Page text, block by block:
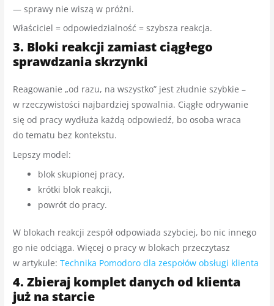
— sprawy nie wiszą w próżni.
Właściciel = odpowiedzialność = szybsza reakcja.
3. Bloki reakcji zamiast ciągłego
sprawdzania skrzynki
Reagowanie „od razu, na wszystko” jest złudnie szybkie –
w rzeczywistości najbardziej spowalnia. Ciągłe odrywanie
się od pracy wydłuża każdą odpowiedź, bo osoba wraca
do tematu bez kontekstu.
Lepszy model:
blok skupionej pracy,
krótki blok reakcji,
powrót do pracy.
W blokach reakcji zespół odpowiada szybciej, bo nic innego
go nie odciąga. Więcej o pracy w blokach przeczytasz
w artykule:Technika Pomodoro dla zespołów obsługi klienta
4. Zbieraj komplet danych od klienta
już na starcie